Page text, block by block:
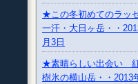
★この冬初めてのラッ
一汗・大日ヶ岳・・
月3日
★素晴らしい出会い
樹氷の横山岳・・2013